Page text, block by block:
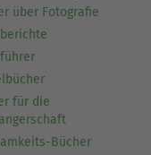
über Fotografie
für die
Bücher